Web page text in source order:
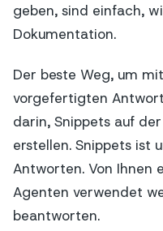
geben, sind einfach,
Dokumentation.
Der beste Weg, um
vorgefertigten
darin, Snippets auf
erstellen. Snippets ist
Antworten. Von Ihnen
Agenten verwendet
beantworten.